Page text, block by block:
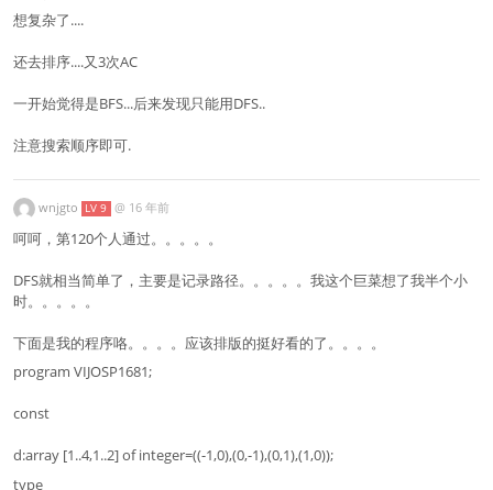
想复杂了....
还去排序....又3次AC
一开始觉得是BFS...后来发现只能用DFS..
注意搜索顺序即可.
wnjgto LV 9 @ 16 年前
呵呵，第120个人通过。。。。。
DFS就相当简单了，主要是记录路径。。。。。我这个巨菜想了我半个小
时。。。。。
下面是我的程序咯。。。。应该排版的挺好看的了。。。。
program VIJOSP1681;
const
d:array [1..4,1..2] of integer=((-1,0),(0,-1),(0,1),(1,0));
type